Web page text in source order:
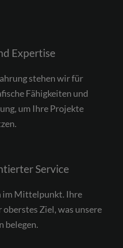
Expertise
stehen wir für
Fähigkeiten und
um Ihre Projekte
Service
im Mittelpunkt. Ihre
Ziel, was unsere
belegen.